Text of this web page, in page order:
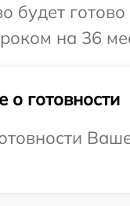
будет
на 36
готовности